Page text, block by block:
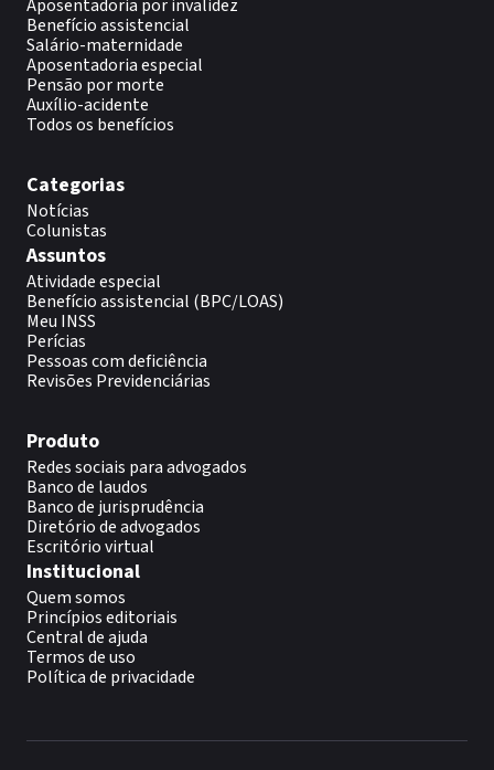
Aposentadoria por invalidez
Benefício assistencial
Salário-maternidade
Aposentadoria especial
Pensão por morte
Auxílio-acidente
Todos os benefícios
Categorias
Notícias
Colunistas
Assuntos
Atividade especial
Benefício assistencial (BPC/LOAS)
Meu INSS
Perícias
Pessoas com deficiência
Revisões Previdenciárias
Produto
Redes sociais para advogados
Banco de laudos
Banco de jurisprudência
Diretório de advogados
Escritório virtual
Institucional
Quem somos
Princípios editoriais
Central de ajuda
Termos de uso
Política de privacidade